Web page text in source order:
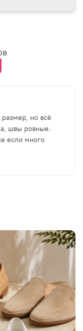
размер, но всё
швы ровные.
если много